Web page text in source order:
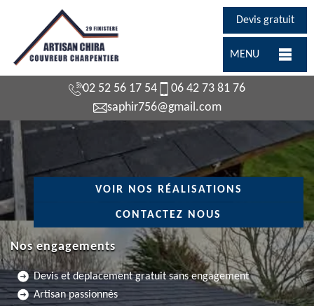
Devis gratuit
MENU
02 52 56 17 54
06 42 73 81 76
saphir756@gmail.com
VOIR NOS RÉALISATIONS
CONTACTEZ NOUS
Nos engagements
Devis et deplacement gratuit sans engagement
Artisan passionnés